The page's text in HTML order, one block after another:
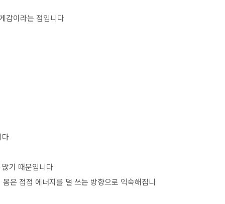
감이라는 점입니다
다
기 때문입니다
은 점점 에너지를 덜 쓰는 방향으로 익숙해집니